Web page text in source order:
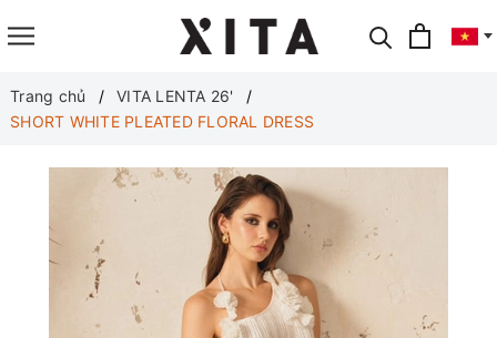
Translate
Trang chủ
VITA LENTA 26'
SHORT WHITE PLEATED FLORAL DRESS